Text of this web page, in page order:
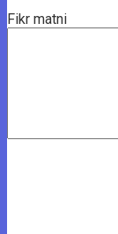
Fikr matni